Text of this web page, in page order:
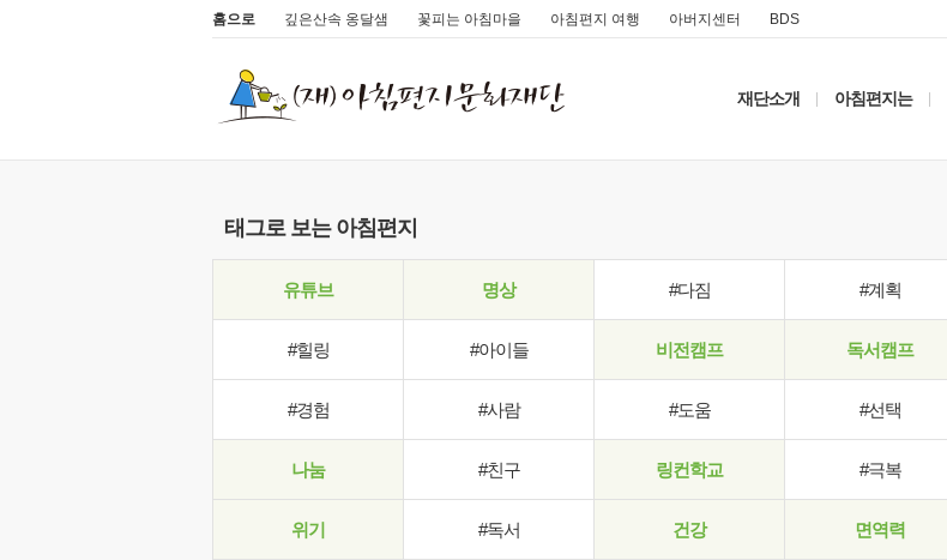
홈으로 깊은산속 옹달샘 꽃피는 아침마을 아침편지 여행 아버지센터 BDS
재단소개 아침편지는
태그로 보는 아침편지
유튜브 명상 #다짐 #계획
#힐링 #아이들 비전캠프 독서캠프
#경험 #사람 #도움 #선택
나눔 #친구 링컨학교 #극복
위기 #독서 건강 면역력